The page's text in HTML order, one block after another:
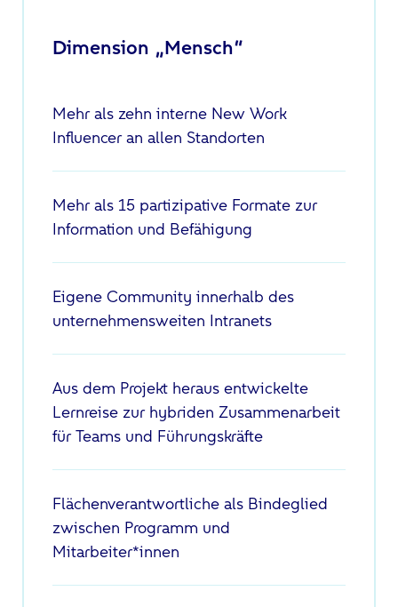
Dimension „Mensch“
Mehr als zehn interne New Work
Influencer an allen Standorten
Mehr als 15 partizipative Formate zur
Information und Befähigung
Eigene Community innerhalb des
unternehmensweiten Intranets
Aus dem Projekt heraus entwickelte
Lernreise zur hybriden Zusammenarbeit
für Teams und Führungskräfte
Flächenverantwortliche als Bindeglied
zwischen Programm und
Mitarbeiter*innen